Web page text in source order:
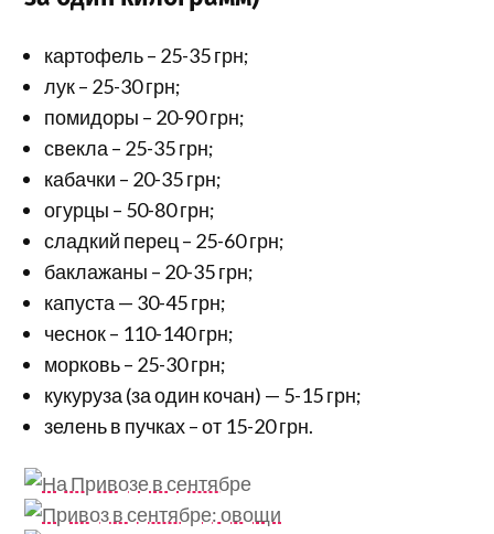
картофель – 25-35 грн;
лук – 25-30 грн;
помидоры – 20-90 грн;
свекла – 25-35 грн;
кабачки – 20-35 грн;
огурцы – 50-80 грн;
сладкий перец – 25-60 грн;
баклажаны – 20-35 грн;
капуста — 30-45 грн;
чеснок – 110-140 грн;
морковь – 25-30 грн;
кукуруза (за один кочан) — 5-15 грн;
зелень в пучках – от 15-20 грн.